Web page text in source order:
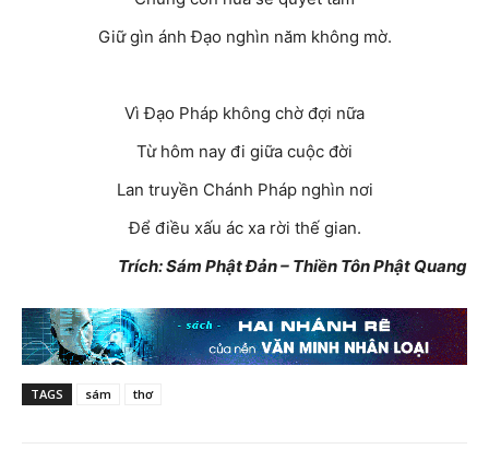
Giữ gìn ánh Đạo nghìn năm không mờ.
Vì Đạo Pháp không chờ đợi nữa
Từ hôm nay đi giữa cuộc đời
Lan truyền Chánh Pháp nghìn nơi
Để điều xấu ác xa rời thế gian.
Trích: Sám Phật Đản – Thiền Tôn Phật Quang
TAGS sám thơ